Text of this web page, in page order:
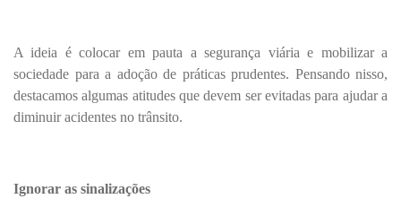
A ideia é colocar em pauta a segurança viária e mobilizar a
sociedade para a adoção de práticas prudentes. Pensando nisso,
destacamos algumas atitudes que devem ser evitadas para ajudar a
diminuir acidentes no trânsito.
Ignorar as sinalizações